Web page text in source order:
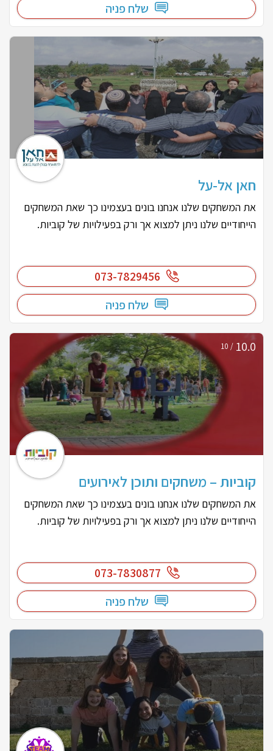
שלח פניה
חאן אל-על
את המשחקים שלנו אנחנו בונים בעצמינו כך שאת המשחקים
הייחודיים שלנו ניתן למצוא אך ורק בפעילויות של קוביות.
073-7829456
שלח פניה
10.0
/ 10
קוביות – משחקים ותוכן לאירועים
את המשחקים שלנו אנחנו בונים בעצמינו כך שאת המשחקים
הייחודיים שלנו ניתן למצוא אך ורק בפעילויות של קוביות.
073-7830877
שלח פניה